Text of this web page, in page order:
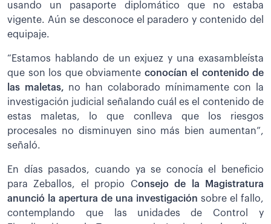
usando un pasaporte diplomático que no estaba
vigente. Aún se desconoce el paradero y contenido del
equipaje.
“Estamos hablando de un exjuez y una exasambleísta
que son los que obviamente conocían el contenido de
las maletas, no han colaborado mínimamente con la
investigación judicial señalando cuál es el contenido de
estas maletas, lo que conlleva que los riesgos
procesales no disminuyen sino más bien aumentan”,
señaló.
En días pasados, cuando ya se conocía el beneficio
para Zeballos, el propio Consejo de la Magistratura
anunció la apertura de una investigación sobre el fallo,
contemplando que las unidades de Control y